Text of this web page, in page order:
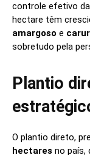
controle efetivo
hectare têm
amargoso e
sobretudo pela
Plantio
O plantio direto,
hectares no país,